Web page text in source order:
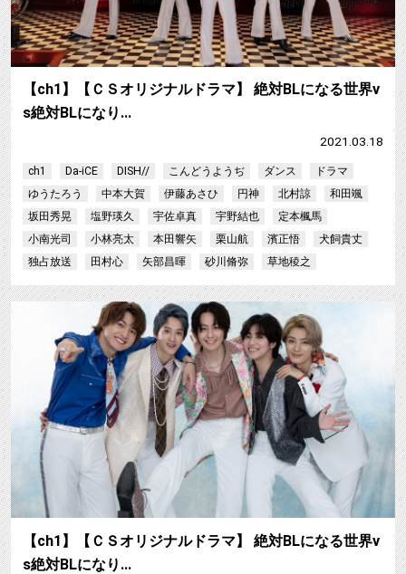
【ch1】【ＣＳオリジナルドラマ】 絶対BLになる世界v
s絶対BLになり…
2021.03.18
ch1 Da-iCE DISH// こんどうようぢ ダンス
ドラマ
ゆうたろう
中本大賀 伊藤あさひ 円神 北村諒
和田颯
坂田秀晃
塩野瑛久 宇佐卓真 宇野結也
定本楓馬
小南光司
小林亮太 本田響矢 栗山航 濱正悟
犬飼貴丈
独占放送
田村心 矢部昌暉 砂川脩弥 草地稜之
【ch1】【ＣＳオリジナルドラマ】 絶対BLになる世界v
s絶対BLになり…